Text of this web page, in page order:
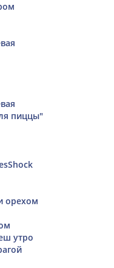
пиццы"
орехом
утро